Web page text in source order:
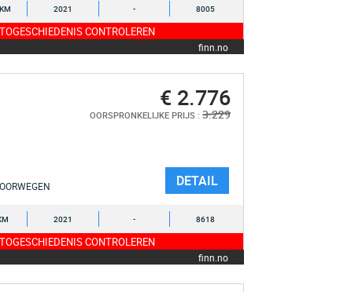
2021 - 8005
CONTROLEREN
finn.no
€ 2.776
OORSPRONKELIJKE PRIJS : 3.229
DETAIL
2021 - 8618
CONTROLEREN
finn.no